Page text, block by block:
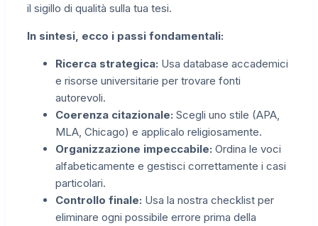
il sigillo di qualità sulla tua tesi.
In sintesi, ecco i passi fondamentali:
Ricerca strategica: Usa database accademici
e risorse universitarie per trovare fonti
autorevoli.
Coerenza citazionale: Scegli uno stile (APA,
MLA, Chicago) e applicalo religiosamente.
Organizzazione impeccabile: Ordina le voci
alfabeticamente e gestisci correttamente i casi
particolari.
Controllo finale: Usa la nostra checklist per
eliminare ogni possibile errore prima della